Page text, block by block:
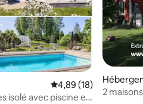
Évaluation moyenne
4,89 (18)
isolé avec piscine et
2